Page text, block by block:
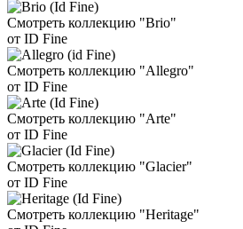
Смотреть коллекцию "Brio"
от ID Fine
Смотреть коллекцию "Allegro"
от ID Fine
Смотреть коллекцию "Arte"
от ID Fine
Смотреть коллекцию "Glacier"
от ID Fine
Смотреть коллекцию "Heritage"